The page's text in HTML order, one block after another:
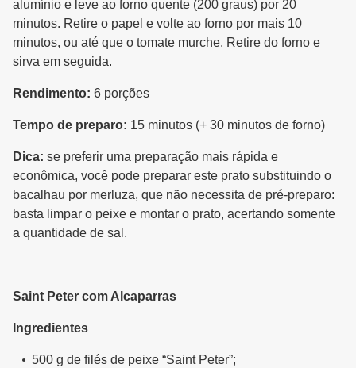
alumínio e leve ao forno quente (200 graus) por 20
minutos. Retire o papel e volte ao forno por mais 10
minutos, ou até que o tomate murche. Retire do forno e
sirva em seguida.
Rendimento: 6 porções
Tempo de preparo: 15 minutos (+ 30 minutos de forno)
Dica: se preferir uma preparação mais rápida e
econômica, você pode preparar este prato substituindo o
bacalhau por merluza, que não necessita de pré-preparo:
basta limpar o peixe e montar o prato, acertando somente
a quantidade de sal.
Saint Peter com Alcaparras
Ingredientes
500 g de filés de peixe “Saint Peter”;